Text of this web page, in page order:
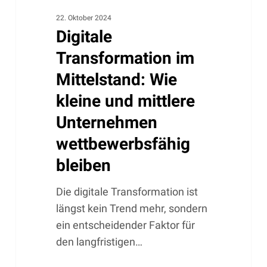
22. Oktober 2024
Digitale
Transformation im
Mittelstand: Wie
kleine und mittlere
Unternehmen
wettbewerbsfähig
bleiben
Die digitale Transformation ist
längst kein Trend mehr, sondern
ein entscheidender Faktor für
den langfristigen…